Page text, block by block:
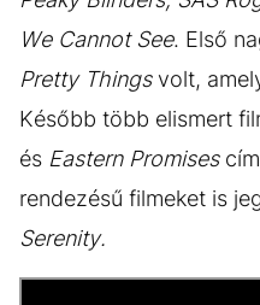
We Cannot See. Első
Pretty Thingsvolt,
Később több elismert
és Eastern Promises
rendezésű filmeket is
Serenity.